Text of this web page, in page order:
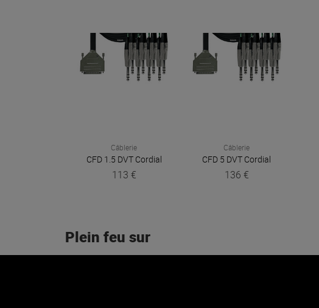
Câblerie
CFD 1.5 DVT Cordial
113 €
Câblerie
CFD 5 DVT Cordial
136 €
Plein feu sur